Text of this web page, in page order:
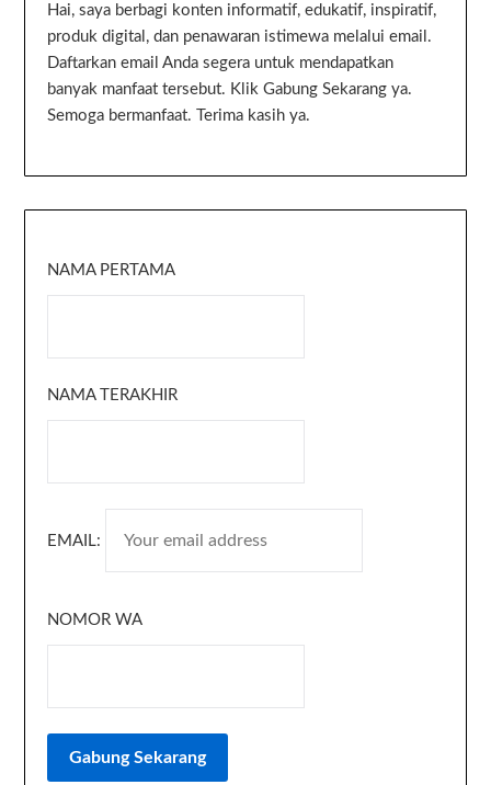
Hai, saya berbagi konten informatif, edukatif, inspiratif,
produk digital, dan penawaran istimewa melalui email.
Daftarkan email Anda segera untuk mendapatkan
banyak manfaat tersebut. Klik Gabung Sekarang ya.
Semoga bermanfaat. Terima kasih ya.
NAMA PERTAMA
NAMA TERAKHIR
EMAIL:
NOMOR WA